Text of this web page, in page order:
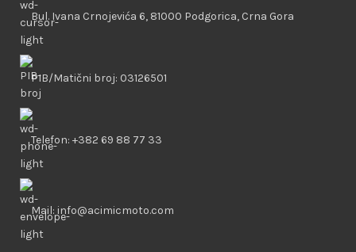
Bul. Ivana Crnojevića 6, 81000 Podgorica, Crna Gora
PIB/Matični broj: 03126501
Telefon: +382 69 88 77 33
Mail: info@acimicmoto.com